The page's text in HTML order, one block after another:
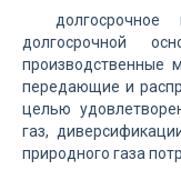
долгосрочной
производственные
передающие и
целью
газ,
природного газа